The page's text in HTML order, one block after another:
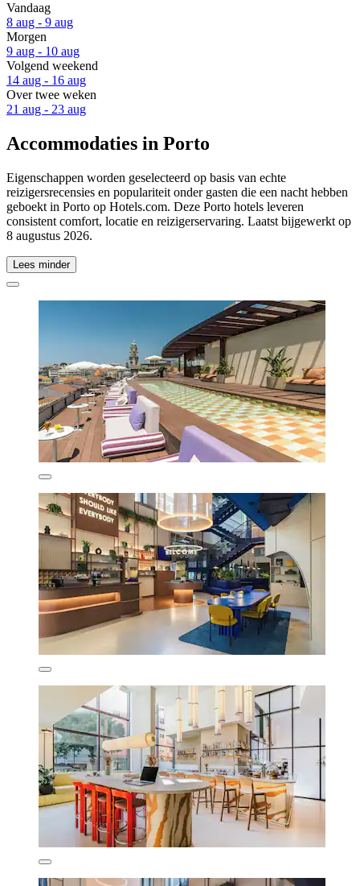
Vandaag
8 aug - 9 aug
Morgen
9 aug - 10 aug
Volgend weekend
14 aug - 16 aug
Over twee weken
21 aug - 23 aug
Accommodaties in Porto
Eigenschappen worden geselecteerd op basis van echte
reizigersrecensies en populariteit onder gasten die een nacht hebben
geboekt in Porto op Hotels.com. Deze Porto hotels leveren
consistent comfort, locatie en reizigerservaring. Laatst bijgewerkt op
8 augustus 2026.
Lees minder